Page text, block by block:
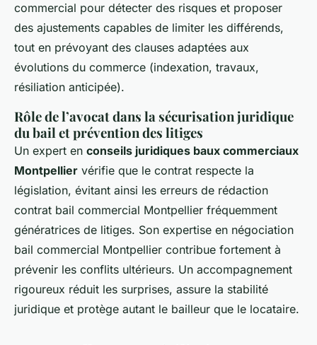
commercial pour détecter des risques et proposer
des ajustements capables de limiter les différends,
tout en prévoyant des clauses adaptées aux
évolutions du commerce (indexation, travaux,
résiliation anticipée).
Rôle de l’avocat dans la sécurisation juridique
du bail et prévention des litiges
Un expert en conseils juridiques baux commerciaux
Montpellier vérifie que le contrat respecte la
législation, évitant ainsi les erreurs de rédaction
contrat bail commercial Montpellier fréquemment
génératrices de litiges. Son expertise en négociation
bail commercial Montpellier contribue fortement à
prévenir les conflits ultérieurs. Un accompagnement
rigoureux réduit les surprises, assure la stabilité
juridique et protège autant le bailleur que le locataire.